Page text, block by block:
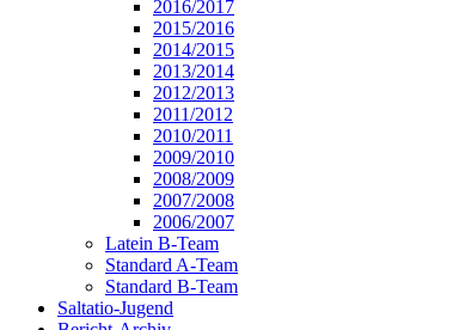
2016/2017
2015/2016
2014/2015
2013/2014
2012/2013
2011/2012
2010/2011
2009/2010
2008/2009
2007/2008
2006/2007
Latein B-Team
Standard A-Team
Standard B-Team
Saltatio-Jugend